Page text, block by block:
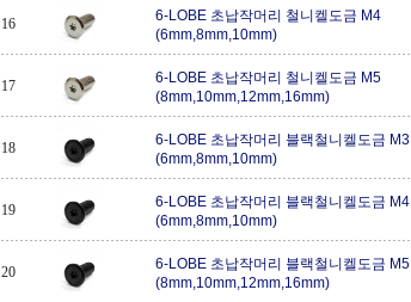
16
6-LOBE 초납작머리 철니켈도금 M4
(6mm,8mm,10mm)
17
6-LOBE 초납작머리 철니켈도금 M5
(8mm,10mm,12mm,16mm)
18
6-LOBE 초납작머리 블랙철니켈도금 M3
(6mm,8mm,10mm)
19
6-LOBE 초납작머리 블랙철니켈도금 M4
(6mm,8mm,10mm)
20
6-LOBE 초납작머리 블랙철니켈도금 M5
(8mm,10mm,12mm,16mm)